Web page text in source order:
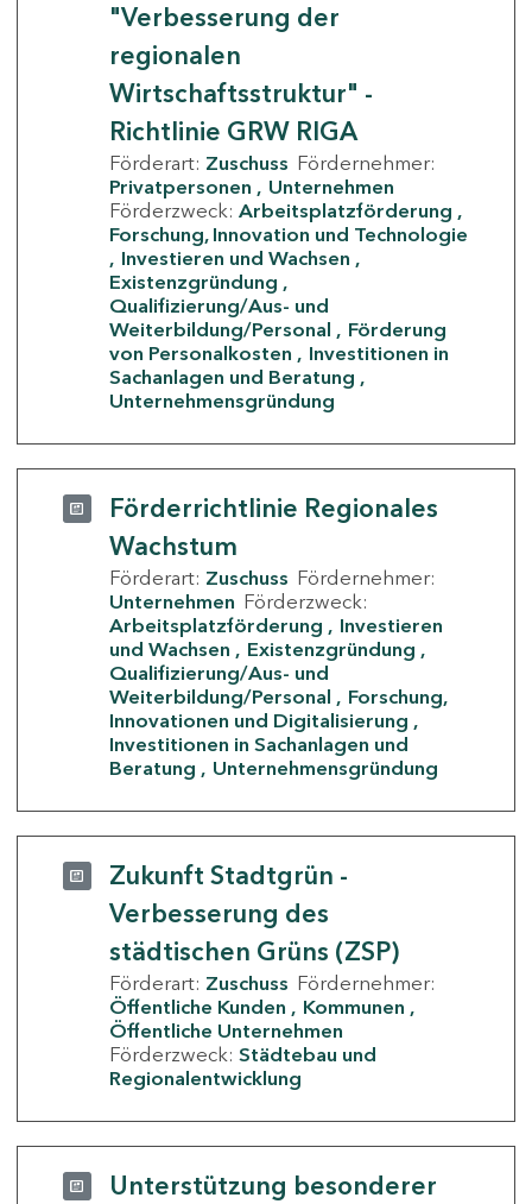
"Verbesserung der
regionalen
Wirtschaftsstruktur" -
Richtlinie GRW RIGA
Förderart: Zuschuss Fördernehmer:
Privatpersonen
Unternehmen
Förderzweck: Arbeitsplatzförderung
Forschung, Innovation und Technologie
Investieren und Wachsen
Existenzgründung
Qualifizierung/Aus- und
Weiterbildung/Personal
Förderung
von Personalkosten
Investitionen in
Sachanlagen und Beratung
Unternehmensgründung
Förderrichtlinie Regionales
Wachstum
Förderart: Zuschuss Fördernehmer:
Unternehmen Förderzweck:
Arbeitsplatzförderung
Investieren
und Wachsen
Existenzgründung
Qualifizierung/Aus- und
Weiterbildung/Personal
Forschung,
Innovationen und Digitalisierung
Investitionen in Sachanlagen und
Beratung
Unternehmensgründung
Zukunft Stadtgrün -
Verbesserung des
städtischen Grüns (ZSP)
Förderart: Zuschuss Fördernehmer:
Öffentliche Kunden
Kommunen
Öffentliche Unternehmen
Förderzweck: Städtebau und
Regionalentwicklung
Unterstützung besonderer